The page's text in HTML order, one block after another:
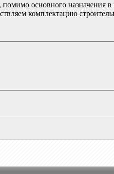
основного назначения в
комплектацию